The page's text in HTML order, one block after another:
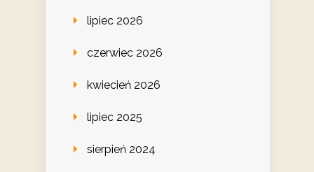
lipiec 2026
czerwiec 2026
kwiecień 2026
lipiec 2025
sierpień 2024